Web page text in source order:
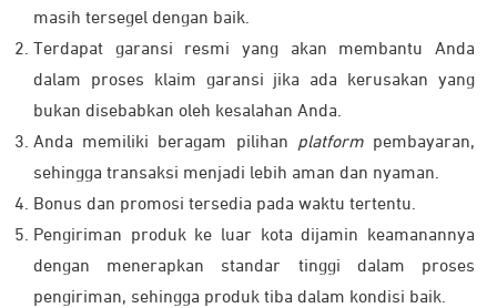
masih tersegel dengan baik.
Terdapat garansi resmi yang akan membantu Anda
dalam proses klaim garansi jika ada kerusakan yang
bukan disebabkan oleh kesalahan Anda.
Anda memiliki beragam pilihan platformpembayaran,
sehingga transaksi menjadi lebih aman dan nyaman.
Bonus dan promosi tersedia pada waktu tertentu.
Pengiriman produk ke luar kota dijamin keamanannya
dengan menerapkan standar tinggi dalam proses
pengiriman, sehingga produk tiba dalam kondisi baik.